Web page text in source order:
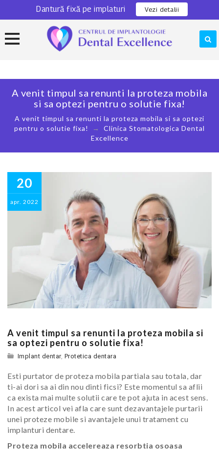
Dantură fixă pe implaturi Vezi detalii
0311 301 280 Locatie
A venit timpul sa renunti la proteza mobila
si sa optezi pentru o solutie fixa!
A venit timpul sa renunti la proteza mobila si sa optezi
pentru o solutie fixa!
→ Clinica Stomatologica Dental
Excellence
20
apr. 2022
A venit timpul sa renunti la proteza mobila si
sa optezi pentru o solutie fixa!
Implant dentar, Protetica dentara
Esti purtator de proteza mobila partiala sau totala, dar
ti-ai dori sa ai din nou dinti ficsi? Este momentul sa aflii
ca exista mai multe solutii care te pot ajuta in acest sens.
In acest articol vei afla care sunt dezavantajele purtarii
unei proteze mobile si avantajele unui tratament cu
implanturi dentare.
Proteza mobila accelereaza resorbtia osoasa